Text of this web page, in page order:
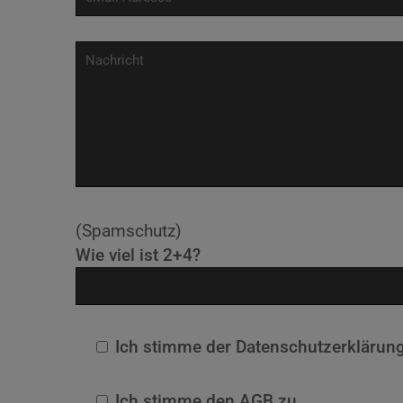
(Spamschutz)
Wie viel ist 2+4?
Ich stimme der